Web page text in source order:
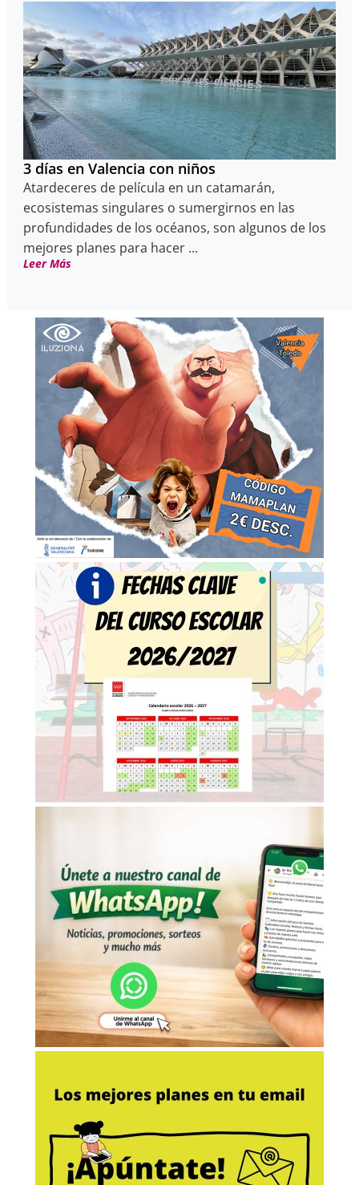
3 días en Valencia con niños
Atardeceres de película en un catamarán,
ecosistemas singulares o sumergirnos en las
profundidades de los océanos, son algunos de los
mejores planes para hacer ...
Leer Más